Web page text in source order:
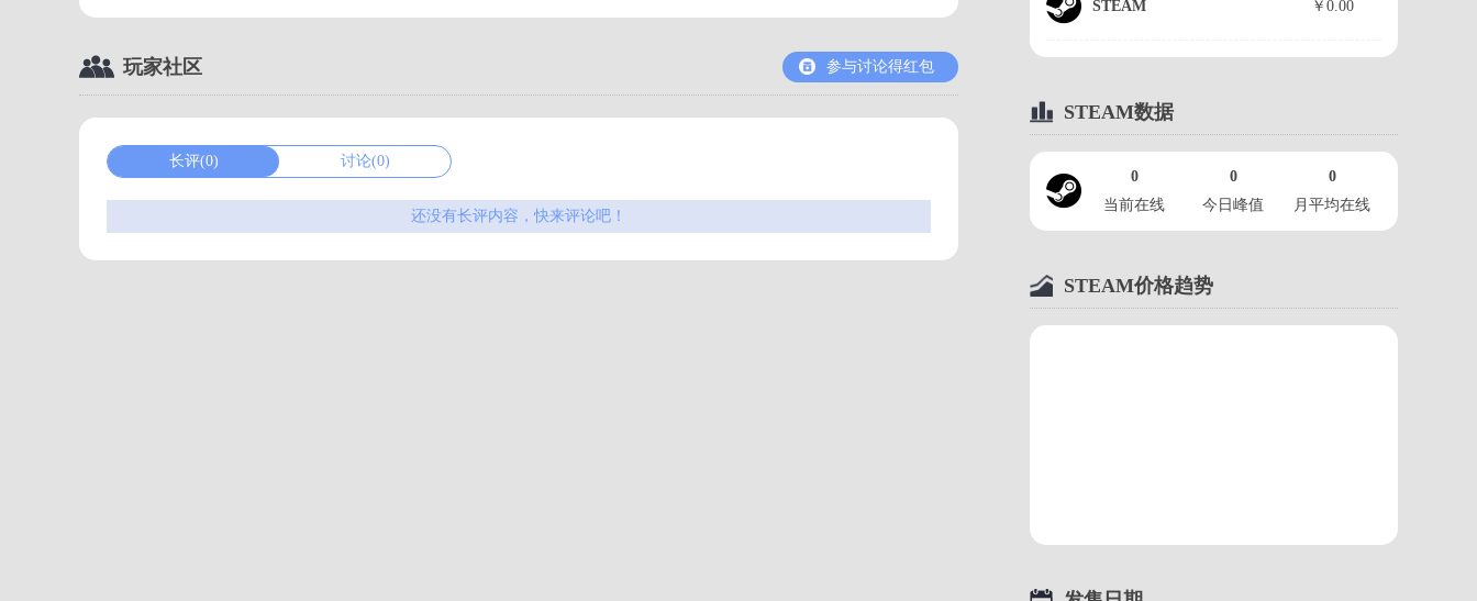
玩家社区 参与讨论得红包
长评(0) 讨论(0)
还没有长评内容，快来评论吧！
STEAM ￥0.00
STEAM数据
0
当前在线
0
今日峰值
0
月平均在线
STEAM价格趋势